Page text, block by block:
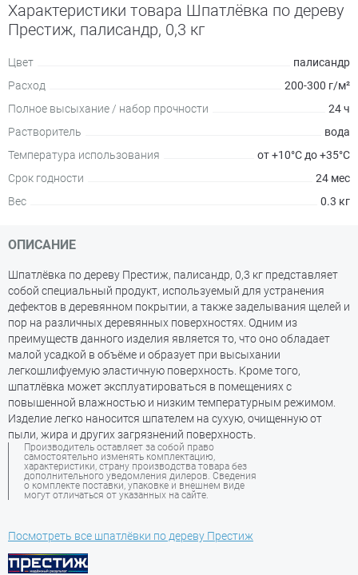
Характеристики товара Шпатлёвка по дереву
Престиж, палисандр, 0,3 кг
Цвет
палисандр
Расход
200-300 г/м²
Полное высыхание / набор прочности
24 ч
Растворитель
вода
Температура использования
от +10°С до +35°С
Срок годности
24 мес
Вес
0.3 кг
ОПИСАНИЕ
Шпатлёвка по дереву Престиж, палисандр, 0,3 кг представляет
собой специальный продукт, используемый для устранения
дефектов в деревянном покрытии, а также заделывания щелей и
пор на различных деревянных поверхностях. Одним из
преимуществ данного изделия является то, что оно обладает
малой усадкой в объёме и образует при высыхании
легкошлифуемую эластичную поверхность. Кроме того,
шпатлёвка может эксплуатироваться в помещениях с
повышенной влажностью и низким температурным режимом.
Изделие легко наносится шпателем на сухую, очищенную от
пыли, жира и других загрязнений поверхность.
Производитель оставляет за собой право
самостоятельно изменять комплектацию,
характеристики, страну производства товара без
дополнительного уведомления дилеров. Сведения
о комплекте поставки, упаковке и внешнем виде
могут отличаться от указанных на сайте.
Посмотреть все шпатлёвки по дереву Престиж